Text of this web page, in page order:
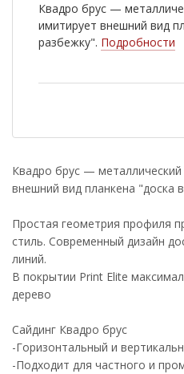
Квадро брус —
имитирует внешний вид
разбежку". Подробности
Квадро брус —
внешний вид планкена "доска
Простая геометрия профиля
стиль. Современный дизайн
линий.
В покрытии Print Elite
дерево
Сайдинг Квадро брус
-Горизонтальный и
-Подходит для частного и